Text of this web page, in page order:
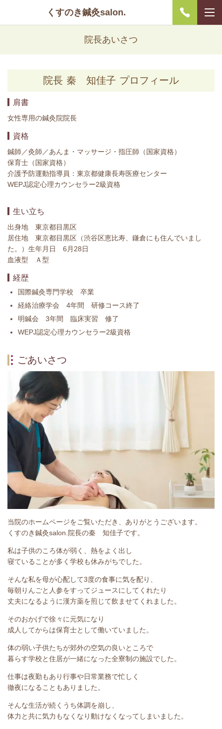
くすのき鍼灸salon.
院長あいさつ
院長 秦 知佳子 プロフィール
肩書
女性専用の鍼灸院院長
資格
鍼師／灸師／あんま・マッサージ・指圧師（国家資格）
保育士（国家資格）
介護予防運動指導員：東京都健康長寿医療センター
WEPJ認定心理カウンセラー2級資格
生い立ち
出身地 東京都目黒区
居住地 東京都目黒区（渋谷区恵比寿、鎌倉にも住んでいまし
た。）生年月日 6月28日
血液型 Ａ型
経歴
国際鍼灸専門学校 卒業
経絡治療学会 4年間 研修コース終了
明鍼会 3年間 臨床実習 修了
WEPJ認定心理カウンセラー2級資格
ごあいさつ
当院のホームページをご覧いただき、ありがとうございます。
くすのき鍼灸salon.院長の秦 知佳子です。
私は子供のころ体が弱く、熱をよく出し
寝ていることが多く学校も休みがちでした。
そんな私を母が心配して3度の食事に気を配り、
毎朝りんごと人参をすってジュースにしてくれたり
丈夫になるように漢方薬を煎じて飲ませてくれました。
そのおかげで徐々に元気になり
成人してからは保育士として働いていました。
体の弱い子供たちが郊外の空気の良いところで
暮らす学校と住居が一緒になった全寮制の施設でした。
仕事は夜勤もあり行事や日常業務で忙しく
徹夜になることもありました。
そんな生活が続くうち体調を崩し、
体力と共に気力もなくなり動けなくなってしまいました。